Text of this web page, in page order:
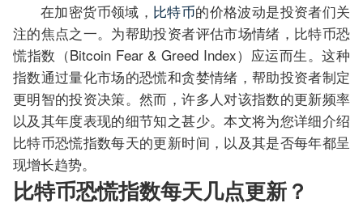
在加密货币领域， 比特币的价格波动是投资者们关
注的焦点之一。为帮助投资者评估市场情绪，比特币恐
慌指数（Bitcoin Fear & Greed Index）应运而生。这种
指数通过量化市场的恐慌和贪婪情绪，帮助投资者制定
更明智的投资决策。然而，许多人对该指数的更新频率
以及其年度表现的细节知之甚少。本文将为您详细介绍
比特币恐慌指数每天的更新时间，以及其是否每年都呈
现增长趋势。
比特币恐慌指数每天几点更新？